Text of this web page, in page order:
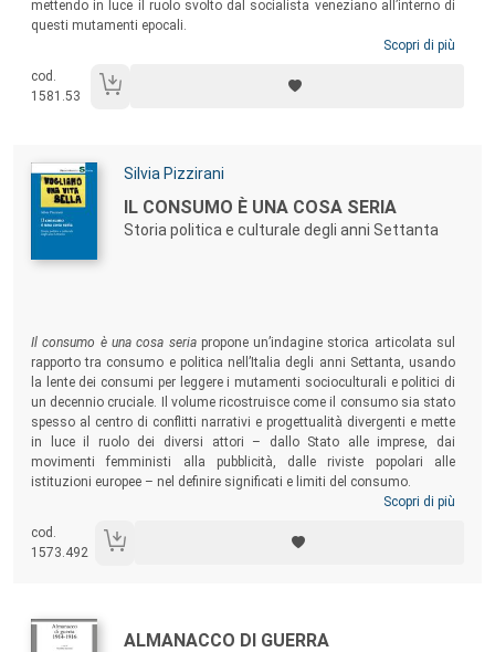
mettendo in luce il ruolo svolto dal socialista veneziano all’interno di
questi mutamenti epocali.
Scopri di più
cod.
1581.53
Autori:
Silvia Pizzirani
Titolo:
IL CONSUMO È UNA COSA SERIA
Storia politica e culturale degli anni Settanta
Il consumo è una cosa seriapropone un’indagine storica articolata sul
rapporto tra consumo e politica nell’Italia degli anni Settanta, usando
la lente dei consumi per leggere i mutamenti socioculturali e politici di
un decennio cruciale. Il volume ricostruisce come il consumo sia stato
spesso al centro di conflitti narrativi e progettualità divergenti e mette
in luce il ruolo dei diversi attori – dallo Stato alle imprese, dai
movimenti femministi alla pubblicità, dalle riviste popolari alle
istituzioni europee – nel definire significati e limiti del consumo.
Scopri di più
cod.
1573.492
Autori:
Titolo:
ALMANACCO DI GUERRA